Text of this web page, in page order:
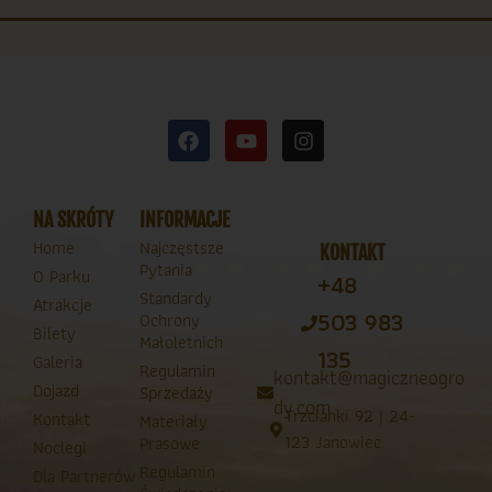
NA SKRÓTY
Home
O Parku
Atrakcje
Bilety
Galeria
Dojazd
Kontakt
Noclegi
Dla Partnerów
INFORMACJE
Najczęstsze
Pytania
Standardy
Ochrony
Małoletnich
Regulamin
Sprzedaży
Materiały
Prasowe
Regulamin
KONTAKT
+48
503 983
135
kontakt@magiczneogro
dy.com
Trzcianki 92 | 24-
123 Janowiec